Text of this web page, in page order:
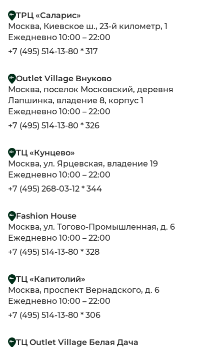
ТРЦ «Саларис»
Москва, Киевское ш., 23-й километр, 1
Ежедневно 10:00 – 22:00
+7 (495) 514-13-80 * 317
Outlet Village Внуково
Москва, поселок Московский, деревня
Лапшинка, владение 8, корпус 1
Ежедневно 10:00 – 22:00
+7 (495) 514-13-80 * 326
ТЦ «Кунцево»
Москва, ул. Ярцевская, владение 19
Ежедневно 10:00 – 22:00
+7 (495) 268-03-12 * 344
Fashion House
Москва, ул. Тогово-Промышленная, д. 6
Ежедневно 10:00 – 22:00
+7 (495) 514-13-80 * 328
ТЦ «Капитолий»
Москва, проспект Вернадского, д. 6
Ежедневно 10:00 – 22:00
+7 (495) 514-13-80 * 306
ТЦ Outlet Village Белая Дача